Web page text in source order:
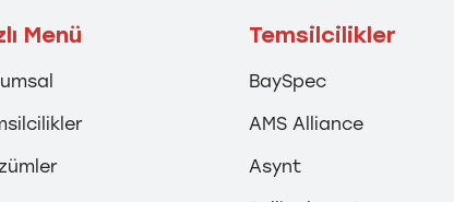
Menü Temsilcilikler
BaySpec
AMS Alliance
Asynt